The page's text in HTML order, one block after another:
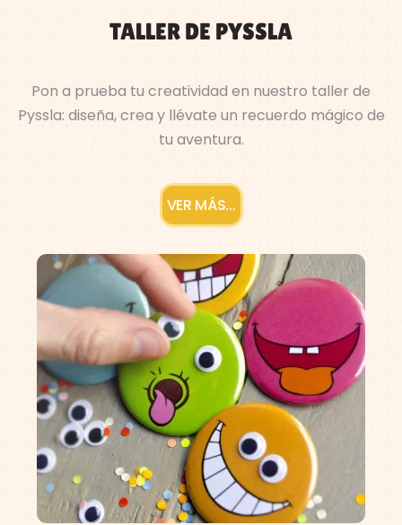
TALLER DE PYSSLA​
Pon a prueba tu creatividad en nuestro taller de
Pyssla: diseña, crea y llévate un recuerdo mágico de
tu aventura.
VER MÁS...